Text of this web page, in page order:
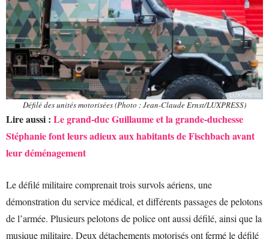
Défilé des unités motorisées (Photo : Jean-Claude Ernst/LUXPRESS)
Lire aussi : Le grand-duc Guillaume et la grande-duchesse
Stéphanie font leurs adieux aux habitants de Fischbach avant
leur déménagement
Le défilé militaire comprenait trois survols aériens, une
démonstration du service médical, et différents passages de pelotons
de l’armée. Plusieurs pelotons de police ont aussi défilé, ainsi que la
musique militaire. Deux détachements motorisés ont fermé le défilé